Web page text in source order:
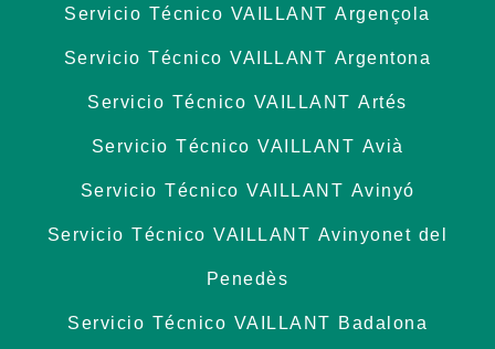
Servicio Técnico VAILLANT Argençola
Servicio Técnico VAILLANT Argentona
Servicio Técnico VAILLANT Artés
Servicio Técnico VAILLANT Avià
Servicio Técnico VAILLANT Avinyó
Servicio Técnico VAILLANT Avinyonet del
Penedès
Servicio Técnico VAILLANT Badalona